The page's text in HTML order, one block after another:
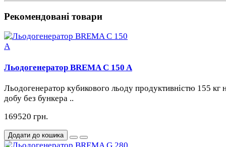
Рекомендовані товари
Льодогенератор BREMA C 150 A
Льодогенератор кубикового льоду продуктивністю 155 кг
добу без бункера ..
169520 грн.
Додати до кошика